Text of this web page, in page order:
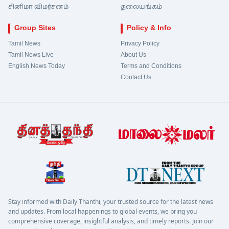
சினிமா விமர்சனம்
தலையங்கம்
Group Sites
Tamil News
Tamil News Live
English News Today
Policy & Info
Privacy Policy
About Us
Terms and Conditions
Contact Us
Stay informed with Daily Thanthi, your trusted source for the latest news
and updates. From local happenings to global events, we bring you
comprehensive coverage, insightful analysis, and timely reports. Join our